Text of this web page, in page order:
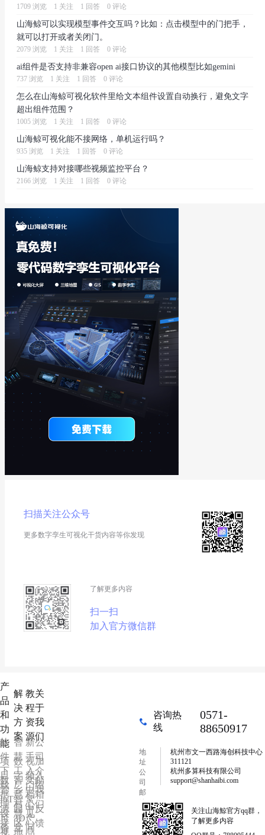
1709 浏览 1 关注 1 回答 0 评论
山海鲸可以实现模型事件交互吗？比如：点击模型中的门把手，
就可以打开或者关闭门。
2079 浏览 1 关注 1 回答 0 评论
ai组件是否支持非兼容open ai接口协议的其他模型比如gemini
737 浏览 1 关注 1 回答 0 评论
怎么在山海鲸可视化软件里给文本组件设置自动换行，避免文字
超出组件范围？
1005 浏览 1 关注 1 回答 0 评论
山海鲸可视化能不接网络，单机运行吗？
935 浏览 1 关注 1 回答 0 评论
山海鲸支持对接哪些视频监控平台？
2166 浏览 1 关注 1 回答 0 评论
扫描关注公众号
更多数字孪生可视化干货内容等你发现
了解更多内容
扫一扫
加入官方微信群
产
品
和
功
能
软
件
下
载
项
目
管
理
数
据
源
接
IoT
设
备
可
视
解
决
方
案
智
慧
工
厂
数
字
乡
村
智
慧
园
区
智
慧
党
3D
地
教
程
资
源
新
手
入
门
视
频
中
心
文
档
中
心
常
见
问
产
品
关
于
我
们
公
司
介
绍
加
入
我
们
邮
箱
反
馈
咨询热
线
0571-
88650917
地
址
公
司
邮
箱
杭州市文一西路海创科技中心
311121
杭州多算科技有限公司
support@shanhaibi.com
关注山海鯨官方qq群，
了解更多内容